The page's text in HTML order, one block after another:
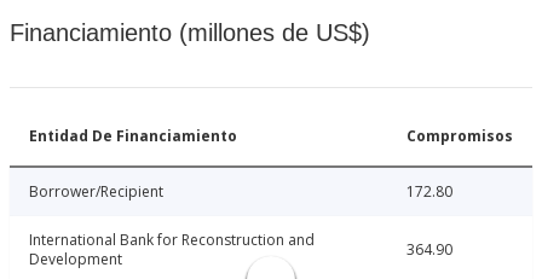
Financiamiento (millones de US$)
Entidad De Financiamiento Compromisos
Borrower/Recipient 172.80
International Bank for Reconstruction and
Development
364.90